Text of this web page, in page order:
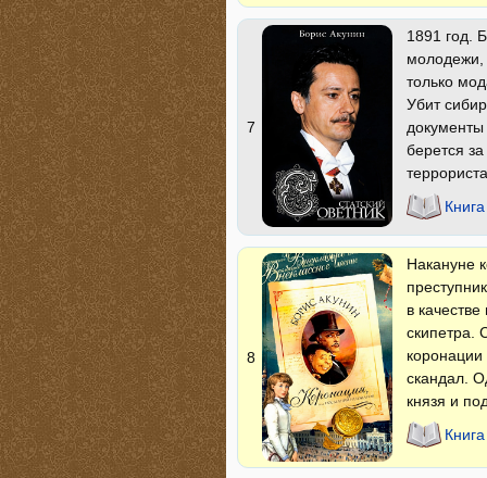
7
1891 год.
молодежи,
только
Убит
берется
8
Накануне
в
скипетра.
скандал.
князя и